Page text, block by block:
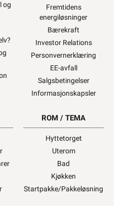
og
Fremtidens
energiløsninger
Bærekraft
Investor Relations
Personvernerklæring
EE-avfall
Salgsbetingelser
Informasjonskapsler
ROM / TEMA
Hyttetorget
Uterom
Bad
Kjøkken
Startpakke/Pakkeløsning